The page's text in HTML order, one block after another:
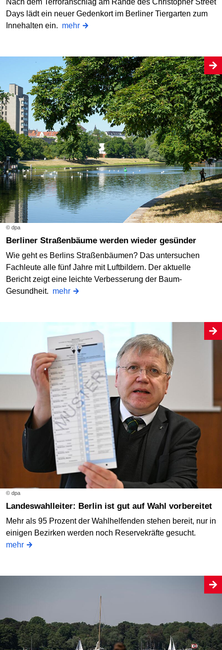
Days lädt ein neuer Gedenkort im Berliner Tiergarten zum
Innehalten ein. mehr
© dpa
Berliner Straßenbäume werden wieder gesünder
Wie geht es Berlins Straßenbäumen? Das untersuchen
Fachleute alle fünf Jahre mit Luftbildern. Der aktuelle
Bericht zeigt eine leichte Verbesserung der Baum-
Gesundheit. mehr
© dpa
Landeswahlleiter: Berlin ist gut auf Wahl vorbereitet
Mehr als 95 Prozent der Wahlhelfenden stehen bereit, nur in
einigen Bezirken werden noch Reservekräfte gesucht.
mehr